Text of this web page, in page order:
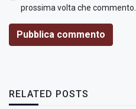
prossima volta che commento.
Pubblica commento
RELATED POSTS